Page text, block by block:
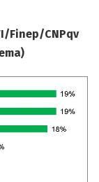
Finep/CNPqv